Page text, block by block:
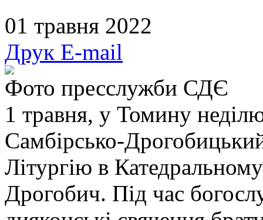
01 травня 2022
Друк E-mail
Фото пресслужби СДЄ
1 травня, у Томину
Самбірсько-
Літургію в
Дрогобич. Під час